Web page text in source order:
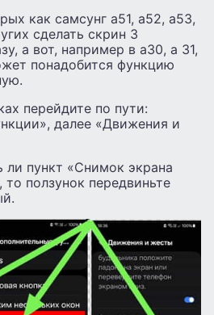
как самсунг а51, а52, а53,
сделать скрин 3
а вот, например в а30, а 31,
понадобится функцию
перейдите по пути:
далее «Движения и
ли пункт «Снимок экрана
ползунок передвиньте